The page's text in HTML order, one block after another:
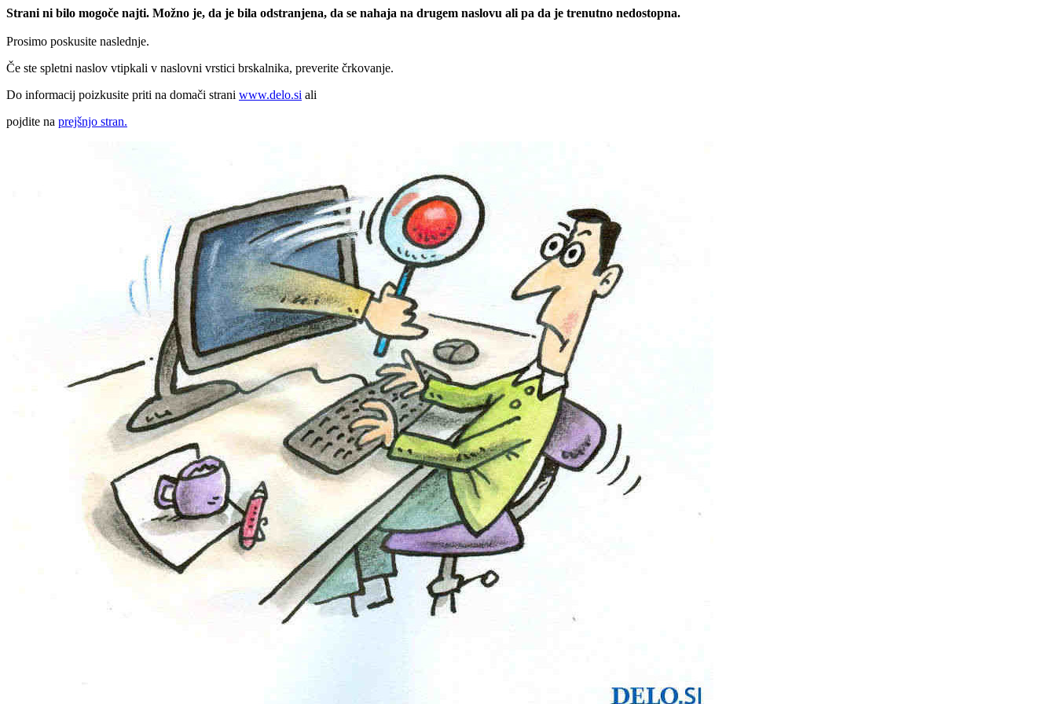
Strani ni bilo mogoče najti. Možno je, da je bila odstranjena, da se nahaja na drugem naslovu ali pa da je trenutno nedostopna.
Prosimo poskusite naslednje.
Če ste spletni naslov vtipkali v naslovni vrstici brskalnika, preverite črkovanje.
Do informacij poizkusite priti na domači strani www.delo.si ali
pojdite na prejšnjo stran.